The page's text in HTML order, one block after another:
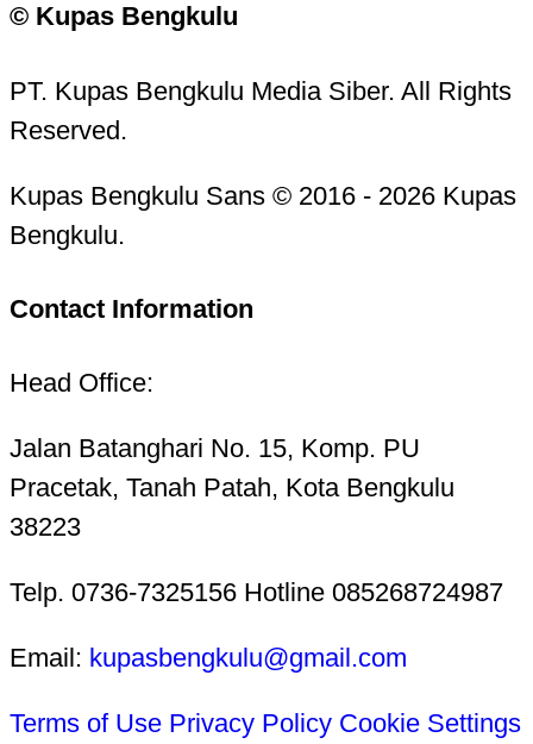
© Kupas Bengkulu
PT. Kupas Bengkulu Media Siber. All Rights
Reserved.
Kupas Bengkulu Sans © 2016 - 2026 Kupas
Bengkulu.
Contact Information
Head Office:
Jalan Batanghari No. 15, Komp. PU
Pracetak, Tanah Patah, Kota Bengkulu
38223
Telp. 0736-7325156 Hotline 085268724987
Email: kupasbengkulu@gmail.com
Terms of Use Privacy Policy Cookie Settings